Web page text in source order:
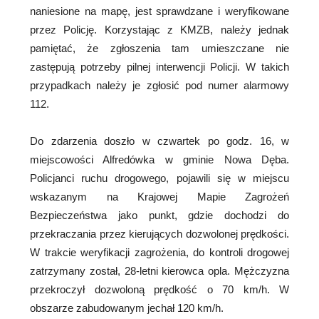
naniesione na mapę, jest sprawdzane i weryfikowane
przez Policję. Korzystając z KMZB, należy jednak
pamiętać, że zgłoszenia tam umieszczane nie
zastępują potrzeby pilnej interwencji Policji. W takich
przypadkach należy je zgłosić pod numer alarmowy
112.
Do zdarzenia doszło w czwartek po godz. 16, w
miejscowości Alfredówka w gminie Nowa Dęba.
Policjanci ruchu drogowego, pojawili się w miejscu
wskazanym na Krajowej Mapie Zagrożeń
Bezpieczeństwa jako punkt, gdzie dochodzi do
przekraczania przez kierujących dozwolonej prędkości.
W trakcie weryfikacji zagrożenia, do kontroli drogowej
zatrzymany został, 28-letni kierowca opla. Mężczyzna
przekroczył dozwoloną prędkość o 70 km/h. W
obszarze zabudowanym jechał 120 km/h.